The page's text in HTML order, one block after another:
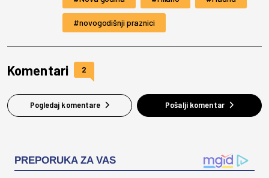
novogodišnji praznici
Komentari 2
Pogledaj komentare Pošalji komentar
PREPORUKA ZA VAS